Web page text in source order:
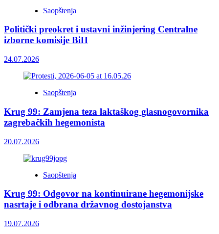
Saopštenja
Politički preokret i ustavni inžinjering Centralne
izborne komisije BiH
24.07.2026
Saopštenja
Krug 99: Zamjena teza laktaškog glasnogovornika
zagrebačkih hegemonista
20.07.2026
Saopštenja
Krug 99: Odgovor na kontinuirane hegemonijske
nasrtaje i odbrana državnog dostojanstva
19.07.2026